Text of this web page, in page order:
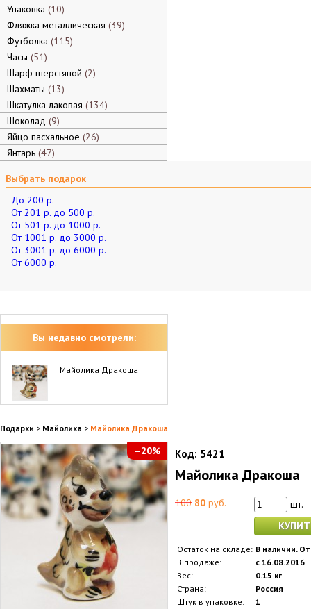
Упаковка 10
Фляжка металлическая 39
Футболка 115
Часы 51
Шарф шерстяной 2
Шахматы 13
Шкатулка лаковая 134
Шоколад 9
Яйцо пасхальное 26
Янтарь 47
Выбрать подарок
До 200 р.
От 201 р. до 500 р.
От 501 р. до 1000 р.
От 1001 р. до 3000 р.
От 3001 р. до 6000 р.
От 6000 р.
Вы недавно смотрели:
Майолика Дракоша
Подарки > Майолика > Майолика Дракоша
–20% Код: 5421
Майолика Дракоша
100 80 руб.
шт.
Остаток на складе: В наличии.
В продаже:
с 16.08.2016
Вес:
0.15 кг
Страна:
Россия
Штук в упаковке:
1